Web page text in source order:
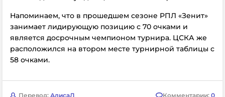
Напоминаем, что в прошедшем сезоне РПЛ «Зенит»
занимает лидирующую позицию с 70 очками и
является досрочным чемпионом турнира. ЦСКА же
расположился на втором месте турнирной таблицы с
58 очками.
Перевод: АлисаЛ Комментарии: 0